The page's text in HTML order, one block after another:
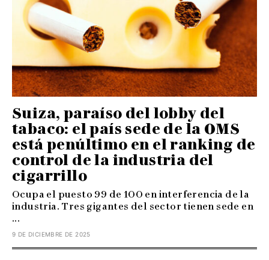
Suiza, paraíso del lobby del
tabaco: el país sede de la OMS
está penúltimo en el ranking de
control de la industria del
cigarrillo
Ocupa el puesto 99 de 100 en interferencia de la
industria. Tres gigantes del sector tienen sede en
...
9 DE DICIEMBRE DE 2025